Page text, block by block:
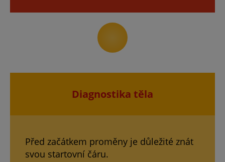
Diagnostika těla
Před začátkem proměny je důležité znát
svou startovní čáru.